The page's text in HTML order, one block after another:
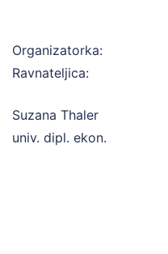
Ravnateljica:
Suzana
univ. dipl. ekon.